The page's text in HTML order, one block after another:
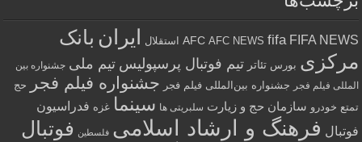
AFC AFC NEWS fifa FIFA NEWS استقلال ایران بانک
مرکزی بورس تئاتر تیم فوتبال پرسپولیس تیم ملی جشنواره بین
المللی فیلم فجر جشنواره بین‌المللی فیلم فجر جشنواره فیلم فجر
حج
تمتع خودرو سازمان حج و زیارت سلبریتی ها سینما غزه فدراسیون
فوتبال فرهنگ و ارشاد اسلامی فلسطین فوتبال